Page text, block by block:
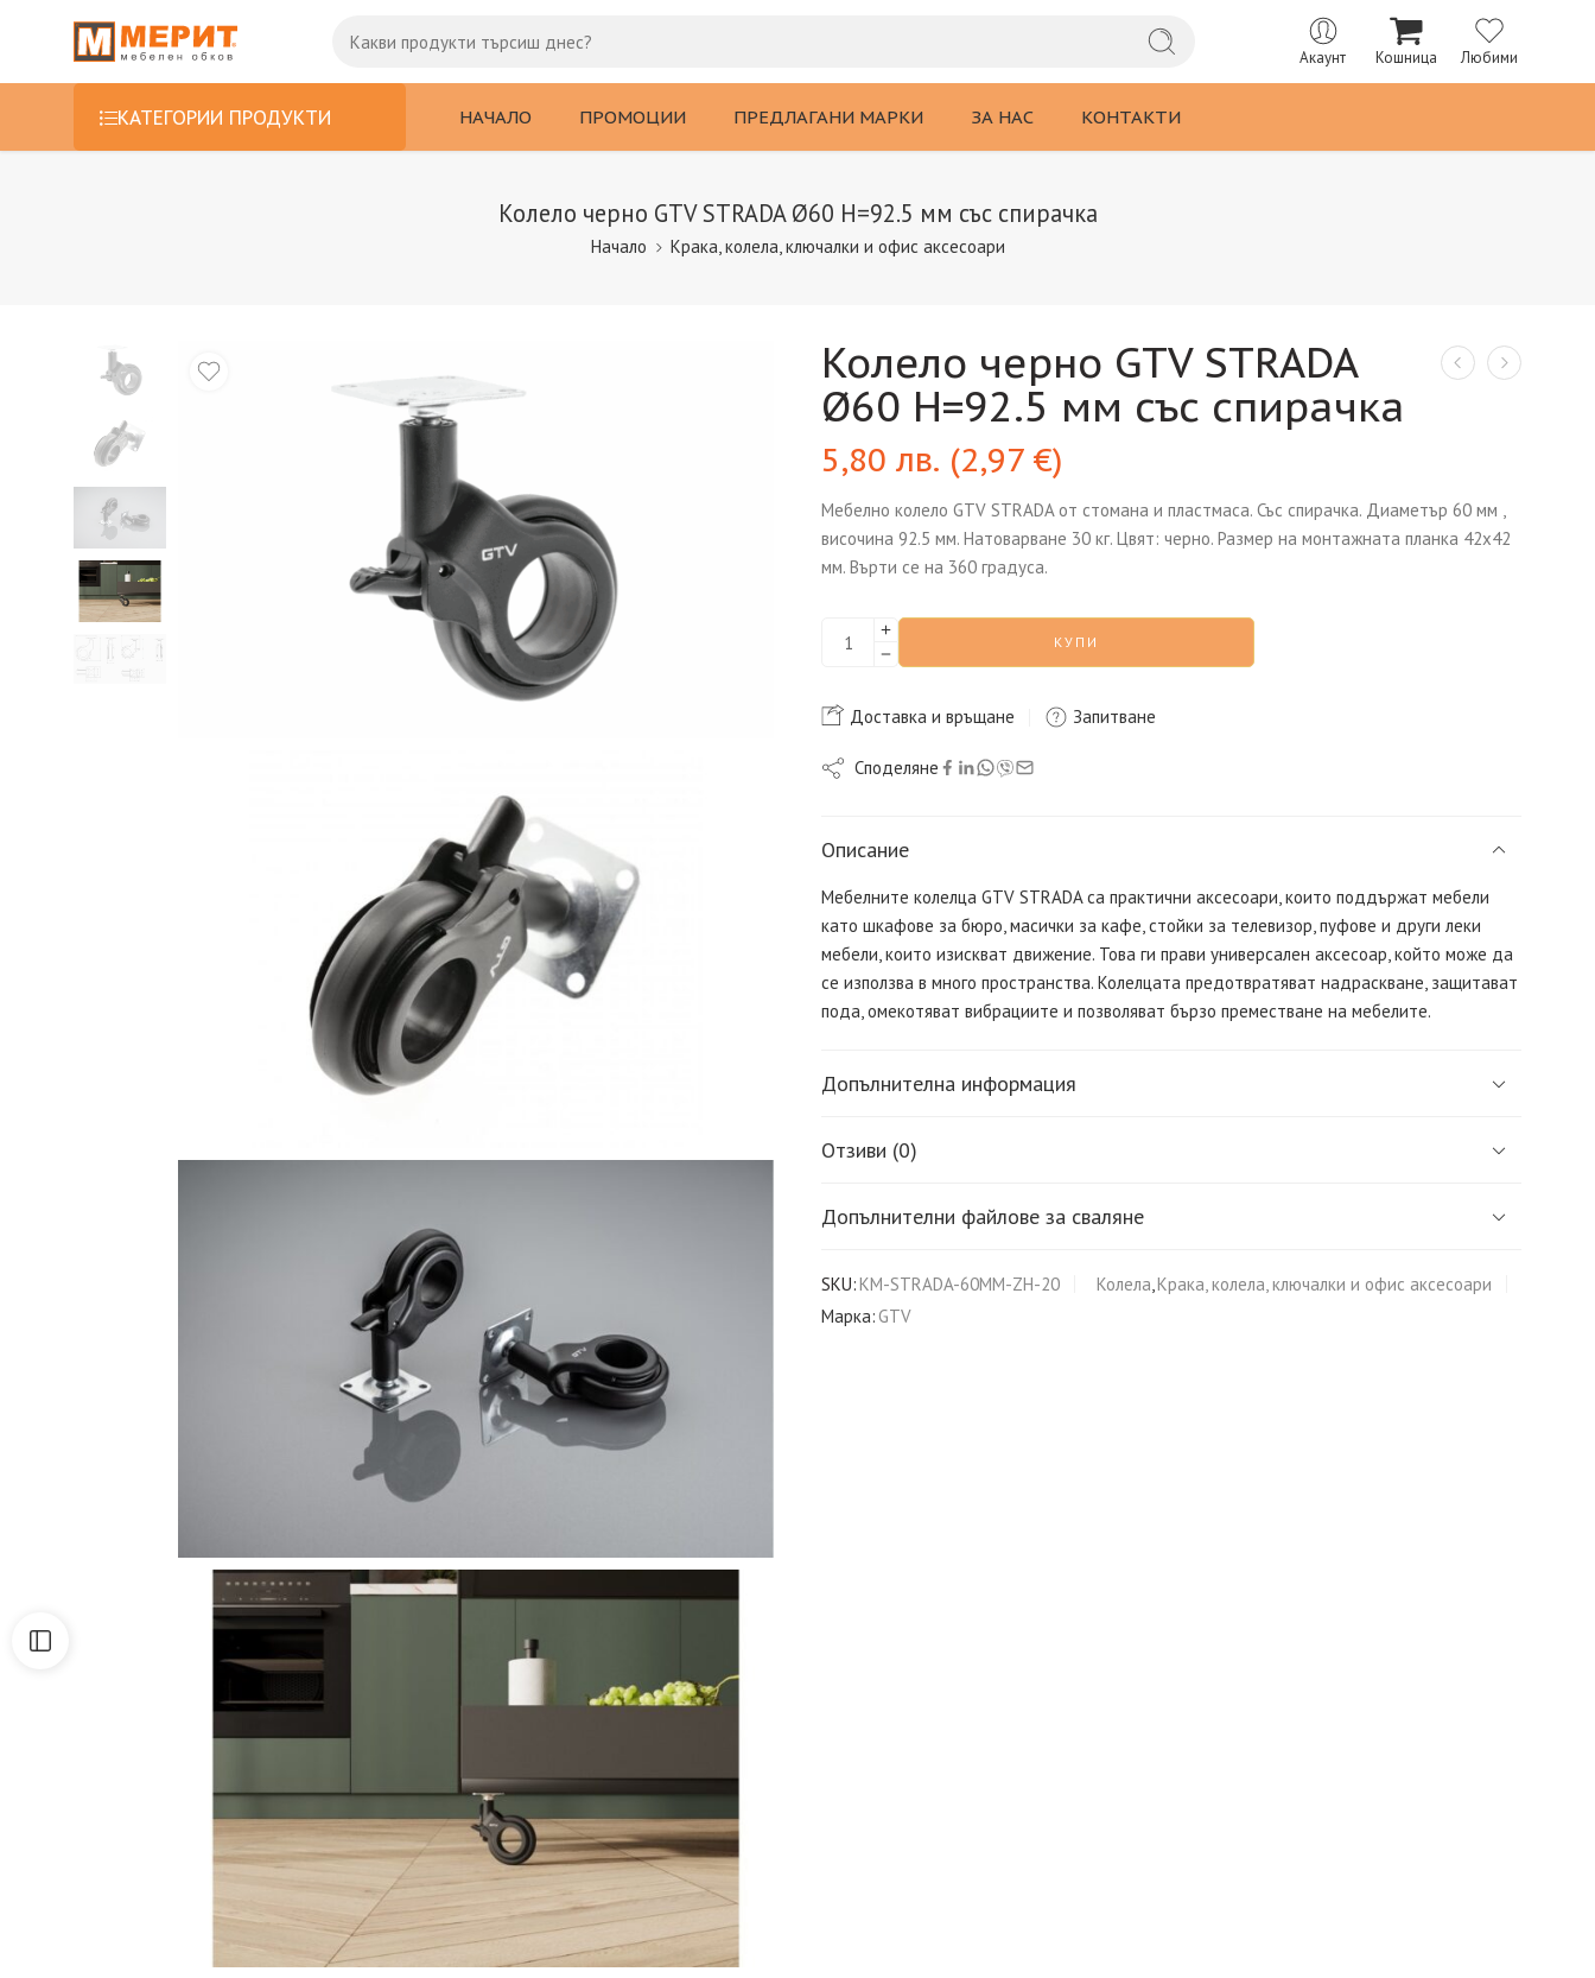
Акаунт Кошница Любими
КАТЕГОРИИ ПРОДУКТИ НАЧАЛО ПРОМОЦИИ ПРЕДЛАГАНИ МАРКИ ЗА НАС КОНТАКТИ
Колело черно GTV STRADA Ø60 H=92.5 мм със спирачка
Начало Крака, колела, ключалки и офис аксесоари
Колело черно GTV STRADA
Ø60 H=92.5 мм със спирачка
5,80 лв. (2,97 €)
Мебелно колело GTV STRADA от стомана и пластмаса. Със спирачка. Диаметър 60 мм ,
височина 92.5 мм. Натоварване 30 кг. Цвят: черно. Размер на монтажната планка 42х42
мм. Върти се на 360 градуса.
КУПИ
Доставка и връщане Запитване
Споделяне
Описание
Мебелните колелца GTV STRADA са практични аксесоари, които поддържат мебели
като шкафове за бюро, масички за кафе, стойки за телевизор, пуфове и други леки
мебели, които изискват движение. Това ги прави универсален аксесоар, който може да
се използва в много пространства. Колелцата предотвратяват надраскване, защитават
пода, омекотяват вибрациите и позволяват бързо преместване на мебелите.
Допълнителна информация
Отзиви (0)
Допълнителни файлове за сваляне
SKU:KM-STRADA-60MM-ZH-20 Колела,Крака, колела, ключалки и офис аксесоари
Марка:GTV